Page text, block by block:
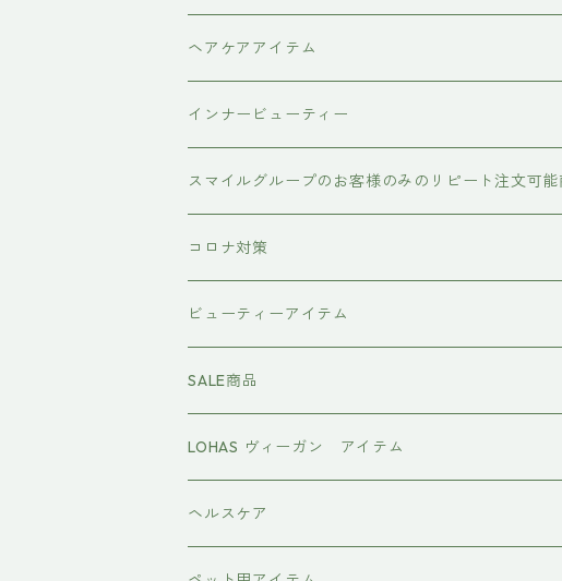
ヘアケアアイテム
シャンプー
#イマヘア
the u （bihatsu）
カラーシャンプー
トリートメント ヘアマスク（インバス）
流さないトリートメント（アウトバス）
#イマヘア
頭皮ケアアイテム
強髪
ダークニル
スタイリング剤
N .（エヌドット）
インプライム
塩基性カラー剤
クロマID
インナービューティー
あおつぶ
スマイルグループのお客様のみのリピート注文可能
コロナ対策
ビューティーアイテム
MTG REFA
ヤーマン YAMAN
美容液
オールインワンジェル
SALE商品
LOHAS ヴィーガン アイテム
ヴィーガン認証
ヘルスケア